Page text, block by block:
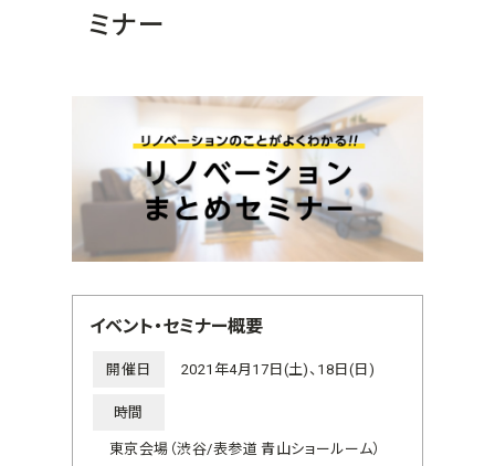
ミナー
イベント・セミナー概要
開催日 2021年4月17日(土)、18日(日)
時間
東京会場（渋谷/表参道 青山ショールーム）